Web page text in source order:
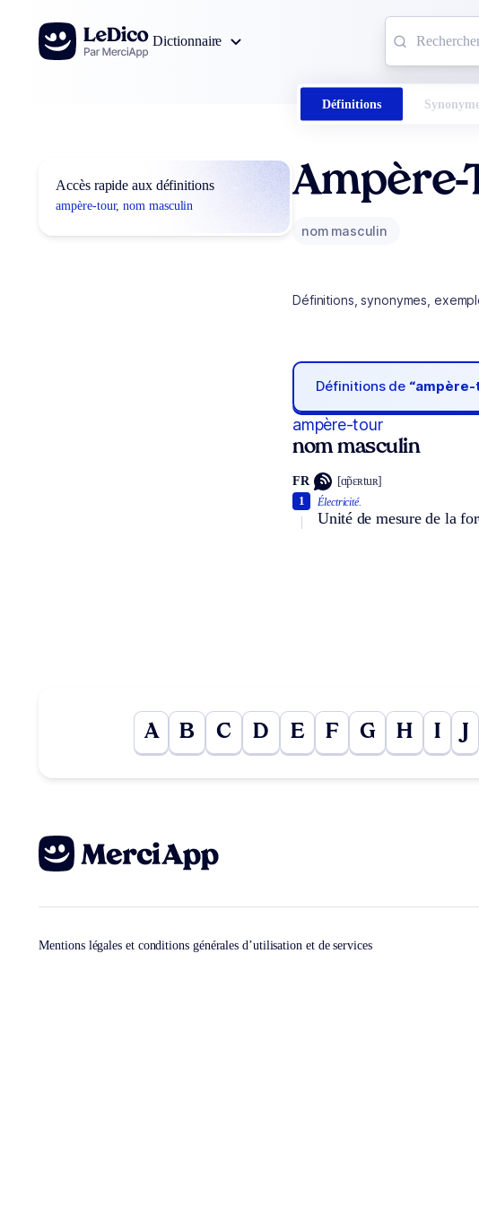
Aller au contenu
Dictionnaire
Définitions
Accès rapide aux définitions
ampère-tour, nom masculin
Ampère-
nom masculin
Définitions, synonymes,
Définitions de
ampère-tour
nom masculin
FR [ɑ̃pɛʀtuʀ]
Électricité.
Unité de mesure de la
1
A B C D E F G H I
Mentions légales et conditions générales d’utilisation et de services